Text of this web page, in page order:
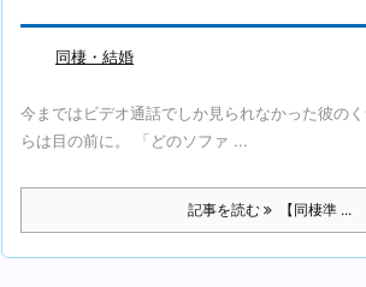
同棲・結婚
今まではビデオ通話でしか見られなかった彼の
らは目の前に。 「どのソファ ...
記事を読む 【同棲準 ...